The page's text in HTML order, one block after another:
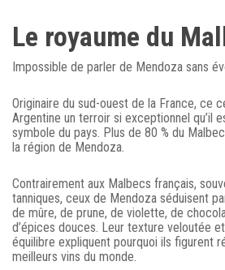
Le royaume du
Impossible de parler de Mendoza sans
Originaire du sud-ouest de la France, ce
Argentine un terroir si exceptionnel qu’il
symbole du pays. Plus de 80 % du
la région de Mendoza.
Contrairement aux Malbecs français,
tanniques, ceux de Mendoza séduisent
de mûre, de prune, de violette, de
d’épices douces. Leur texture veloutée
équilibre expliquent pourquoi ils figurent
meilleurs vins du monde.